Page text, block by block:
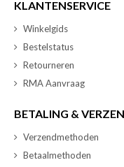
KLANTENSERVICE
Winkelgids
Bestelstatus
Retourneren
RMA Aanvraag
BETALING &
Verzendmethoden
Betaalmethoden